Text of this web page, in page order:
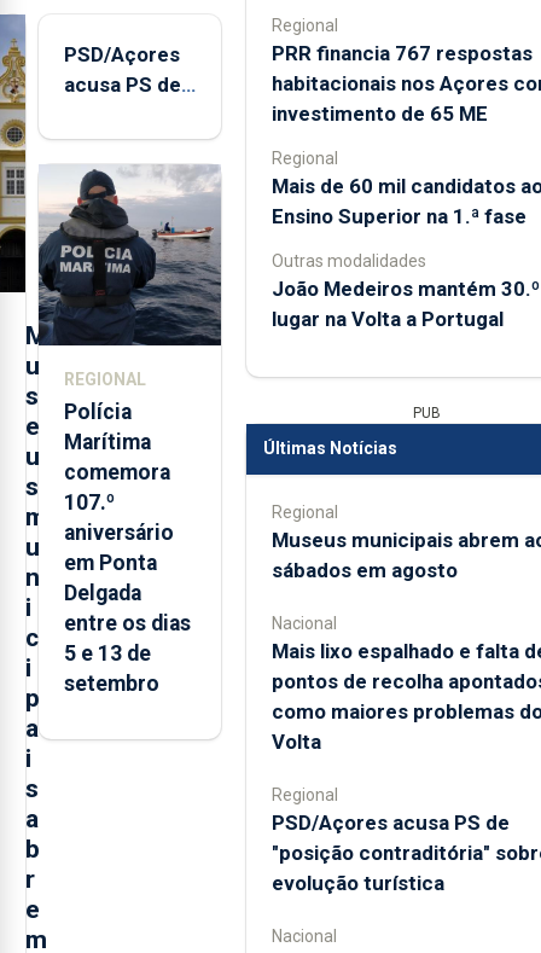
M
u
s
e
u
s
m
u
n
i
c
i
p
a
i
s
a
b
r
e
m
PSD/Açores
acusa PS de
contraditória"
sobre
evolução
turística
REGIONAL
Polícia
Marítima
comemora
107.º
aniversário
em Ponta
Delgada
entre os dias
5 e 13 de
setembro
Regional
PRR financia 767 respostas
habitacionais nos Açores
investimento de 65 ME
Regional
Mais de 60 mil candidatos
Ensino Superior na 1.ª fase
Outras modalidades
João Medeiros mantém 30.º
lugar na Volta a Portugal
PUB
Últimas Notícias
Regional
Museus municipais abrem
sábados em agosto
Nacional
Mais lixo espalhado e falta
pontos de recolha
como maiores problemas
Volta
Regional
PSD/Açores acusa PS de
"posição contraditória"
evolução turística
Nacional